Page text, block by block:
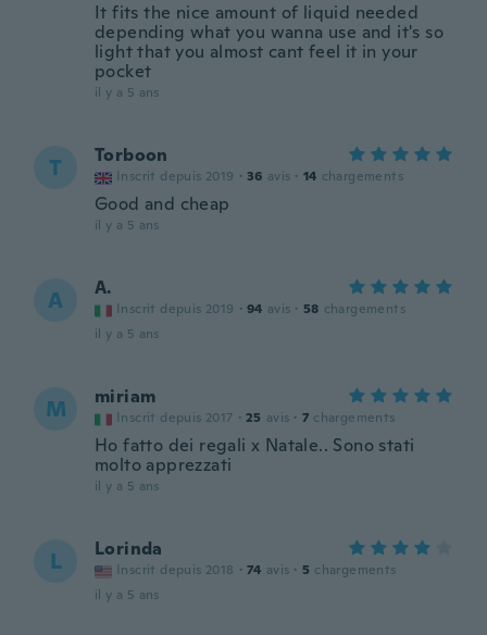
It fits the nice amount of liquid needed
depending what you wanna use and it's so
light that you almost cant feel it in your
pocket
il y a 5 ans
T Torboon
Inscrit depuis 2019 · 36 avis · 14 chargements
Good and cheap
il y a 5 ans
A A.
Inscrit depuis 2019 · 94 avis · 58 chargements
il y a 5 ans
M miriam
Inscrit depuis 2017 · 25 avis · 7 chargements
Ho fatto dei regali x Natale.. Sono stati
molto apprezzati
il y a 5 ans
L Lorinda
Inscrit depuis 2018 · 74 avis · 5 chargements
il y a 5 ans